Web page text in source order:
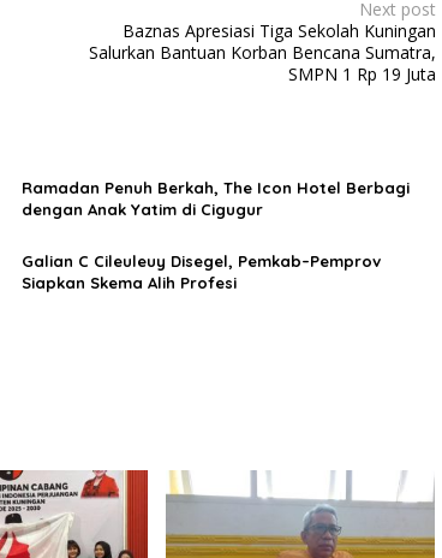
Next post
Baznas Apresiasi Tiga Sekolah Kuningan
Salurkan Bantuan Korban Bencana Sumatra,
SMPN 1 Rp 19 Juta
Ramadan Penuh Berkah, The Icon Hotel Berbagi
dengan Anak Yatim di Cigugur
Galian C Cileuleuy Disegel, Pemkab–Pemprov
Siapkan Skema Alih Profesi